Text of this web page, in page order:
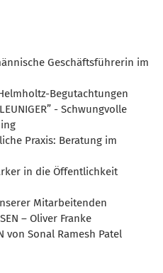
Geschäftsführerin im
Begutachtungen
- Schwungvolle
Praxis: Beratung im
in die Öffentlichkeit
Mitarbeitenden
– Oliver Franke
von Sonal Ramesh Patel